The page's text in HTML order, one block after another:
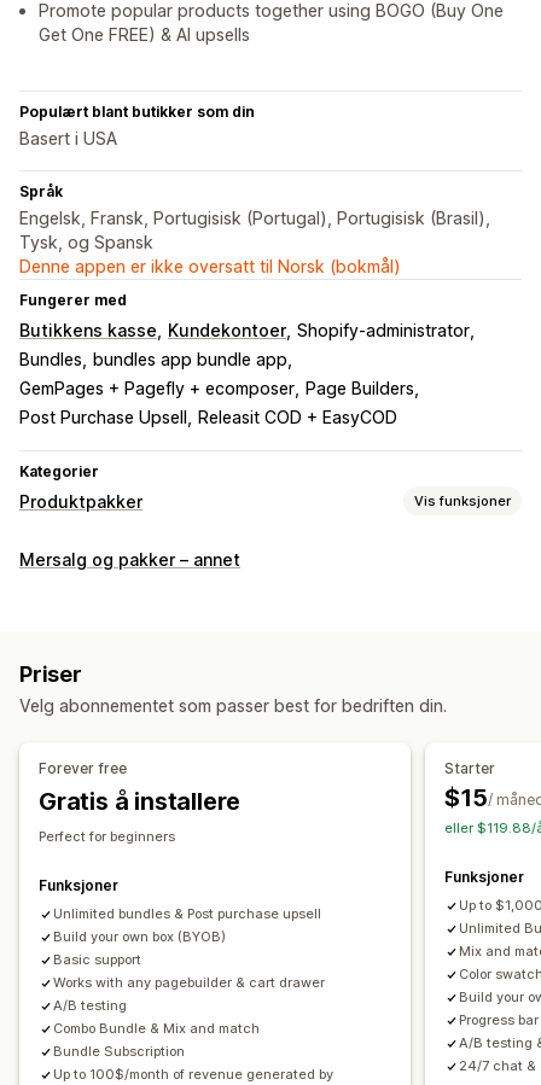
Promote popular products together using BOGO (Buy One
Get One FREE) & AI upsells
Populært blant butikker som din
Basert i USA
Språk
Engelsk, Fransk, Portugisisk (Portugal), Portugisisk (Brasil),
Tysk, og Spansk
Denne appen er ikke oversatt til Norsk (bokmål)
Fungerer med
Butikkens kasse Kundekontoer Shopify-administrator
Bundles
bundles app bundle app
GemPages + Pagefly + ecomposer
Page Builders
Post Purchase Upsell
Releasit COD + EasyCOD
Kategorier
Produktpakker Vis funksjoner
Pakketyper
Prøvepakker
Mersalgspakker
Kryssalgspakker
Kjøpes ofte sammen
Egendefinerte pakker
Rabatter Volumrabatter
Prosentbaserte rabatter Handlekurvrabatter
Gratis frakt
Kjøp én, få én gratis
Abonnementer
Masseprissetting
Grossistpriser Dynamisk prissetting Tilpasset prissetting
Mersalg og pakker – annet
Priser
Velg abonnementet som passer best for bedriften din.
Forever free
Gratis å installere
Perfect for beginners
Funksjoner
Unlimited bundles & Post purchase upsell
Build your own box (BYOB)
Basic support
Works with any pagebuilder & cart drawer
A/B testing
Combo Bundle & Mix and match
Bundle Subscription
Up to 100$/month of revenue generated by
Starter
$15/
eller $119.88/
Funksjoner
Up to
Unlimited
Mix and
Color
Build your
Progress
A/B testing
24/7 chat &